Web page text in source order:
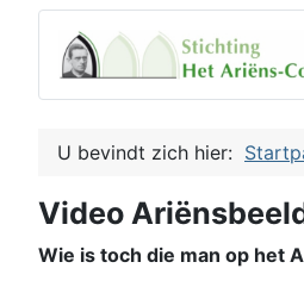
U bevindt zich hier:
Video
Wie is toch die man op het